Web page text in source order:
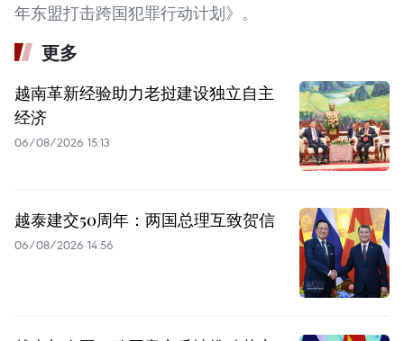
年东盟打击跨国犯罪行动计划》。
更多
越南革新经验助力老挝建设独立自主
经济
06/08/2026 15:13
越泰建交50周年：两国总理互致贺信
06/08/2026 14:56